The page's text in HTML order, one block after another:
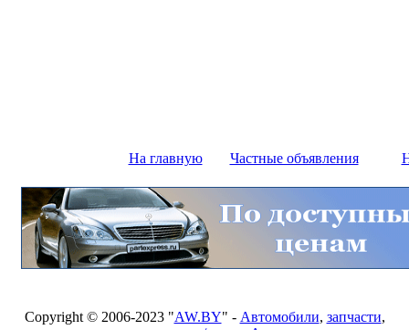
На главную Частные объявления
Copyright © 2006-2023 "AW.BY" - Автомобили, запчасти,